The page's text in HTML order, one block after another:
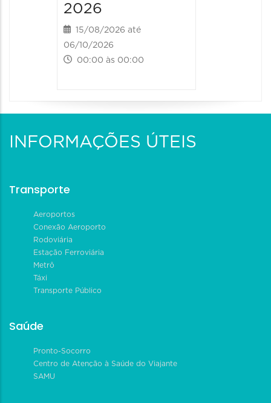
2026
15/08/2026 até
06/10/2026
00:00 às 00:00
INFORMAÇÕES ÚTEIS
Transporte
Aeroportos
Conexão Aeroporto
Rodoviária
Estação Ferroviária
Metrô
Táxi
Transporte Público
Saúde
Pronto-Socorro
Centro de Atenção à Saúde do Viajante
SAMU